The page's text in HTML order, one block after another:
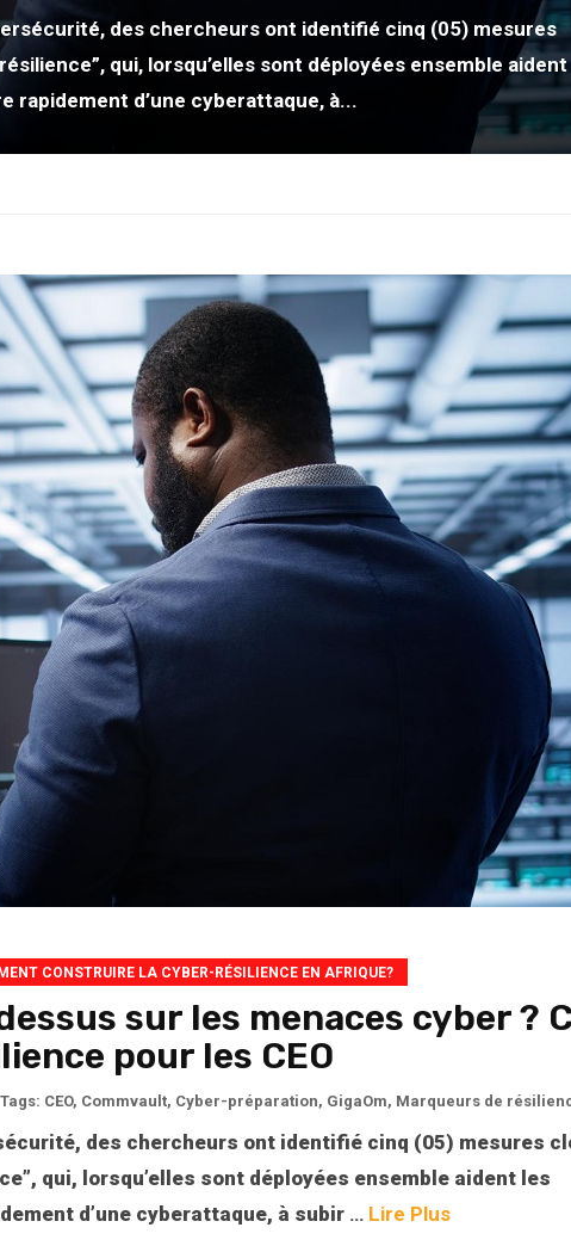
des chercheurs ont identifié cinq (05) mesures
qui, lorsqu’elles sont déployées ensemble aident
rapidement d’une cyberattaque, à...
CONSTRUIRE LA CYBER-RÉSILIENCE EN AFRIQUE?
sur les menaces cyber ?
pour les CEO
Tags: CEO, Commvault, Cyber-préparation, GigaOm, Marqueurs de
des chercheurs ont identifié cinq (05) mesures
qui, lorsqu’elles sont déployées ensemble aident les
d’une cyberattaque, à subir … Lire Plus